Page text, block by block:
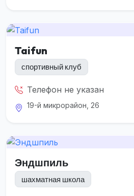
Taifun
спортивный клуб
Телефон не указан
19-й микрорайон, 26
Эндшпиль
шахматная школа